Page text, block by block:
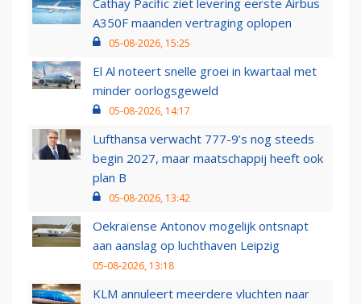
Cathay Pacific ziet levering eerste Airbus
A350F maanden vertraging oplopen
05-08-2026, 15:25
El Al noteert snelle groei in kwartaal met
minder oorlogsgeweld
05-08-2026, 14:17
Lufthansa verwacht 777-9’s nog steeds
begin 2027, maar maatschappij heeft ook
plan B
05-08-2026, 13:42
Oekraïense Antonov mogelijk ontsnapt
aan aanslag op luchthaven Leipzig
05-08-2026, 13:18
KLM annuleert meerdere vluchten naar